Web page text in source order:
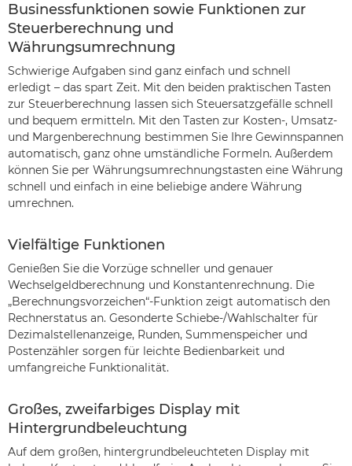
Businessfunktionen sowie Funktionen zur
Steuerberechnung und
Währungsumrechnung
Schwierige Aufgaben sind ganz einfach und schnell
erledigt – das spart Zeit. Mit den beiden praktischen Tasten
zur Steuerberechnung lassen sich Steuersatzgefälle schnell
und bequem ermitteln. Mit den Tasten zur Kosten-, Umsatz-
und Margenberechnung bestimmen Sie Ihre Gewinnspannen
automatisch, ganz ohne umständliche Formeln. Außerdem
können Sie per Währungsumrechnungstasten eine Währung
schnell und einfach in eine beliebige andere Währung
umrechnen.
Vielfältige Funktionen
Genießen Sie die Vorzüge schneller und genauer
Wechselgeldberechnung und Konstantenrechnung. Die
„Berechnungsvorzeichen“-Funktion zeigt automatisch den
Rechnerstatus an. Gesonderte Schiebe-/Wahlschalter für
Dezimalstellenanzeige, Runden, Summenspeicher und
Postenzähler sorgen für leichte Bedienbarkeit und
umfangreiche Funktionalität.
Großes, zweifarbiges Display mit
Hintergrundbeleuchtung
Auf dem großen, hintergrundbeleuchteten Display mit